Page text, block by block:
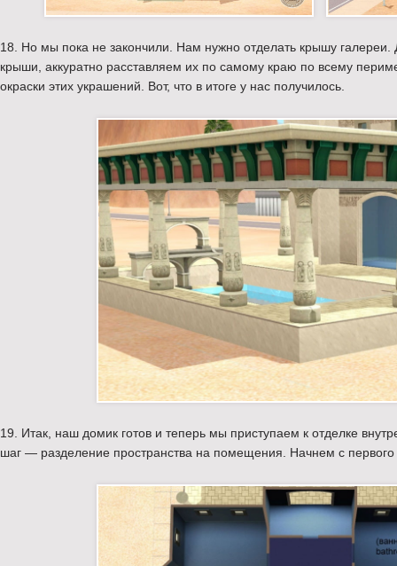
18. Но мы пока не закончили. Нам нужно отделать крышу
крыши, аккуратно расставляем их по самому краю по всему
окраски этих украшений. Вот, что в итоге у нас получилось.
19. Итак, наш домик готов и теперь мы приступаем к отделке
шаг — разделение пространства на помещения. Начнем с первого